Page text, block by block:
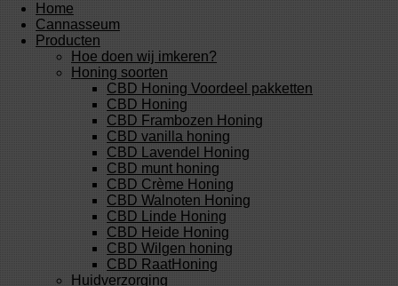
Home
Cannasseum
Producten
Hoe doen wij imkeren?
Honing soorten
CBD Honing Voordeel pakketten
CBD Honing
CBD Frambozen Honing
CBD vanilla honing
CBD Lavendel Honing
CBD munt honing
CBD Crème Honing
CBD Walnoten Honing
CBD Linde Honing
CBD Heide Honing
CBD Wilgen honing
CBD RaatHoning
Huidverzorging